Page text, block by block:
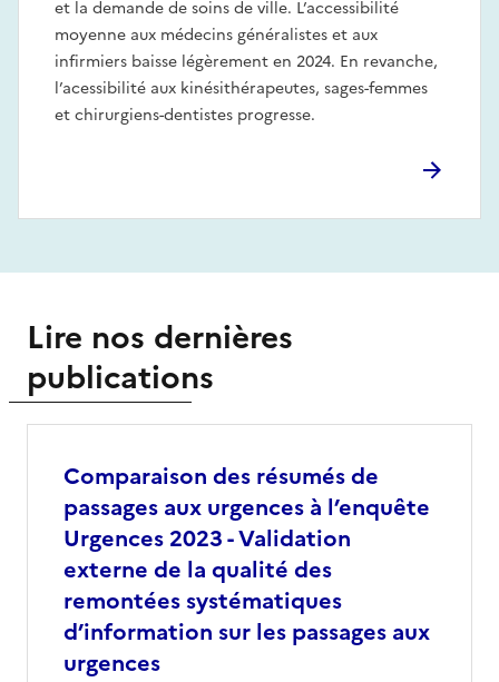
et la demande de soins de ville. L’accessibilité
moyenne aux médecins généralistes et aux
infirmiers baisse légèrement en 2024. En revanche,
l’acessibilité aux kinésithérapeutes, sages-femmes
et chirurgiens-dentistes progresse.
Lire nos dernières
publications
Comparaison des résumés de
passages aux urgences à l’enquête
Urgences 2023 - Validation
externe de la qualité des
remontées systématiques
d’information sur les passages aux
urgences